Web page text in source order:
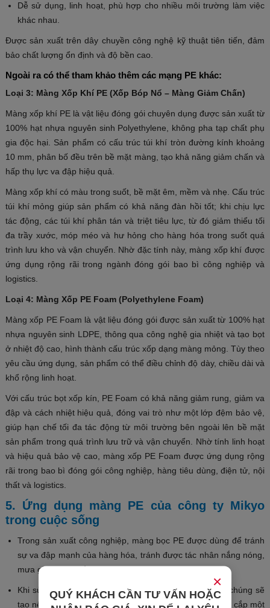
Dễ sử dụng, linh hoạt, phù hợp cho nhiều môi trường làm việc
khác nhau.
Được sản xuất trên dây chuyền công nghệ kỹ thuật tiên tiến, đảm
bảo chất lượng ổn định và độ bền cao.
Ngoài ra có thể tham khảo thêm các mạng PE khác:
Loại 3: Màng Xốp Khí PE (Xốp Bóp Nổ – Màng Giảm Chấn)
Màng xốp khí PE là vật liệu đóng gói chuyên dụng được sản xuất từ
100% hạt nhựa nguyên sinh Polyethylene, không pha tạp chất phụ
gia độc hại. Sản phẩm có cấu trúc túi khí tròn đường kính khoảng
10 mm, phân bố đều trên bề mặt màng, tạo khả năng giảm chấn và
hấp thụ lực va đập hiệu quả.
Màng xốp khí có màu trong suốt, bề mặt êm, mềm và nhẹ. Cấu trúc
túi khí mỏng giúp sản phẩm có khả năng đàn hồi tốt; khi chịu lực
tác động, các túi khí phân tán và triệt tiêu lực, từ đó giảm thiểu tối
đa trầy xước, móp méo và hư hỏng cho hàng hóa trong suốt quá
trình lưu kho và vận chuyển. Nhờ đặc tính này, màng xốp khí được
ứng dụng rộng rãi trong ngành đóng gói bao bì công nghiệp và
logistics.
Loại 4: Màng Xốp PE Foam (Polyethylene Foam)
Màng xốp PE Foam là vật liệu đóng gói được sản xuất từ 100% hạt
nhựa nguyên sinh LDPE, thông qua công nghệ gia nhiệt và tạo bọt
ở nhiệt độ cao, hình thành cấu trúc xốp dạng màng mỏng. Tùy theo
yêu cầu ứng dụng, sản phẩm có thể điều chỉnh độ dày, chiều dài và
khổ rộng linh hoạt.
Với cấu trúc bọt xốp kín, PE Foam có khả năng giảm rung, giảm va
đập và cách nhiệt hiệu quả, đóng vai trò như một lớp đệm bảo vệ,
giúp hạn chế tối đa tác động từ môi trường bên ngoài lên bề mặt
sản phẩm trong quá trình lưu trữ và vận chuyển. Nhờ tính linh hoạt
và hiệu quả bảo vệ cao, màng xốp PE Foam được ứng dụng rộng
rãi trong bao bì đóng gói công nghiệp, hàng tiêu dùng, điện tử, nội
thất và logistics.
5. Ứng dụng màng PE của công ty Mikyo
trong cuộc sống
Trong sản xuất công nghiệp, màng bọc PE được dùng để tránh
sự va đập mạnh của hàng hóa, tránh được tác nhân nắng nóng,
mưa gió và bụi bẩn.
Khi sử dụng màng PE quấn hàng hóa lại với nhau, thì chúng sẽ
tạo nên một sự liên kết rất chặt chẽ. Nếu như muốn lấy cắp một
×
QUÝ KHÁCH CẦN TƯ VẤN HOẶC